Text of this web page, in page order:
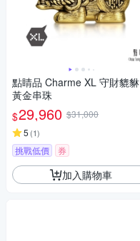
點睛品 Charme XL 守財貔貅
黃金串珠
$29,960 $31,000
5 (1)
挑戰低價 券
加入購物車